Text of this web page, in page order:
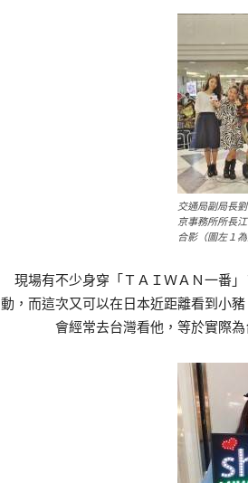
交通局副局長
京事務所所長
合影（圖左１為
現場有不少身穿「ＴＡＩＷＡＮ一番
動，而這次又可以在日本近距離看到小
會經常去台灣看他，等於實際